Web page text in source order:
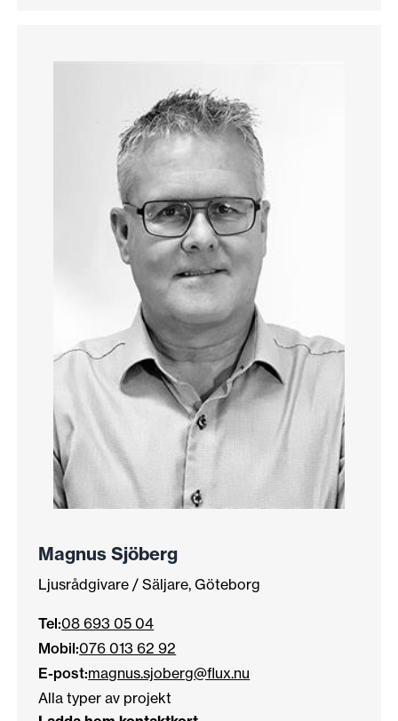
Magnus Sjöberg
Ljusrådgivare / Säljare, Göteborg
Tel:08 693 05 04
Mobil:076 013 62 92
E-post:magnus.sjoberg@flux.nu
Alla typer av projekt